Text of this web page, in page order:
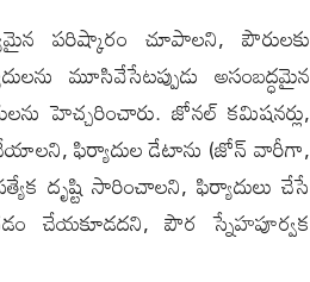
పరిష్కారం చూపాల‌ని, పౌరులకు
మూసివేసేటప్పుడు అసంబద్ధమైన
హెచ్చరించారు. జోనల్ కమిషనర్లు,
చేయాల‌ని, ఫిర్యాదుల డేటాను (జోన్ వారీగా,
దృష్టి సారించాల‌ని, ఫిర్యాదులు చేసే
చేయకూడదని, పౌర స్నేహపూర్వక